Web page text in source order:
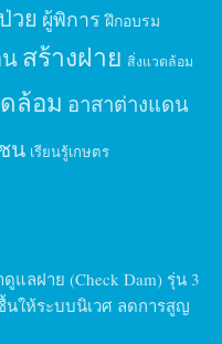
วย ผู้พิการ ฝึกอบรม
สร้างฝาย สิ่งแวดล้อม
ล้อม อาสาต่างแดน
น เรียนรู้เกษตร
แลฝาย (Check Dam) รุ่น 3
ให้ระบบนิเวศ ลดการสูญ